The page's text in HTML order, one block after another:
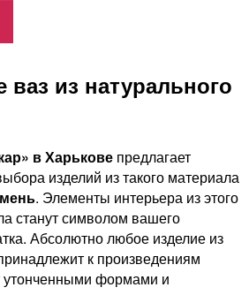
ваз из натурального
в Харькове предлагает
изделий из такого материала
. Элементы интерьера из этого
станут символом вашего
Абсолютно любое изделие из
к произведениям
утонченными формами и